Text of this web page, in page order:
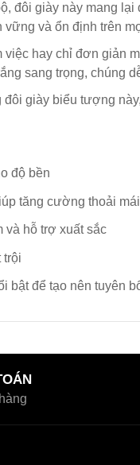
đôi giày này mang
và ổn định trên
việc hay chỉ đơn giản
sang trọng, chúng
giày biểu tượng
độ bền
tăng cường thoải mái
và hỗ trợ xuất sắc
trội
bật để tạo nên tuyên